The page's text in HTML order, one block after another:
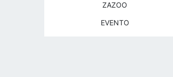
ZAZOO
EVENTO